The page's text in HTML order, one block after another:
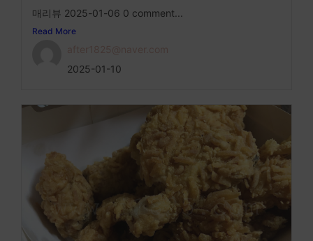
매리뷰 2025-01-06 0 comment...
Read More
2025-01-10